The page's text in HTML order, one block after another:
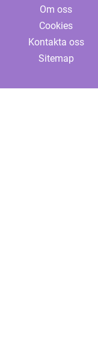
Om oss
Cookies
Kontakta oss
Sitemap